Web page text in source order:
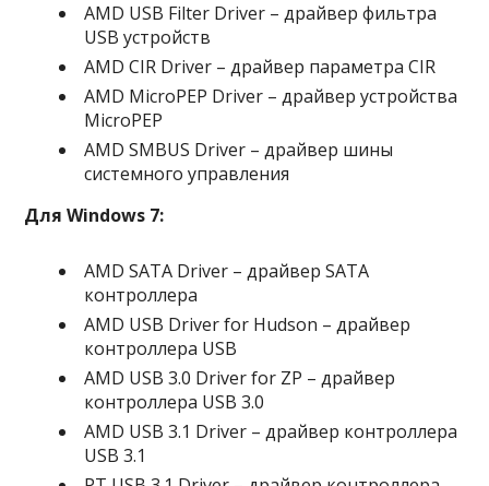
AMD USB Filter Driver – драйвер фильтра
USB устройств
AMD CIR Driver – драйвер параметра CIR
AMD MicroPEP Driver – драйвер устройства
MicroPEP
AMD SMBUS Driver – драйвер шины
системного управления
Для Windows 7:
AMD SATA Driver – драйвер SATA
контроллера
AMD USB Driver for Hudson – драйвер
контроллера USB
AMD USB 3.0 Driver for ZP – драйвер
контроллера USB 3.0
AMD USB 3.1 Driver – драйвер контроллера
USB 3.1